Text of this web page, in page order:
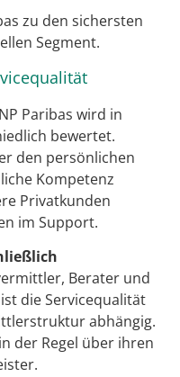
zu den sichersten
Segment.
Paribas wird in
bewertet.
den persönlichen
Kompetenz
Privatkunden
im Support.
Berater und
die Servicequalität
abhängig.
der Regel über ihren